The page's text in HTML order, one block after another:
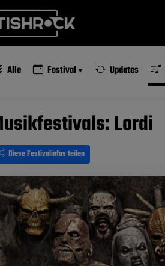
Alle Festival Updates
Lordi
Diese Festivalinfos teilen